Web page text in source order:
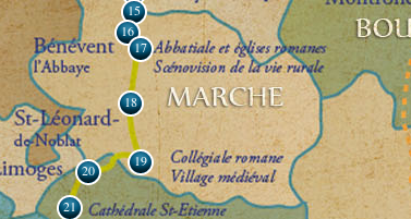
15
16
17
18
19
20
21